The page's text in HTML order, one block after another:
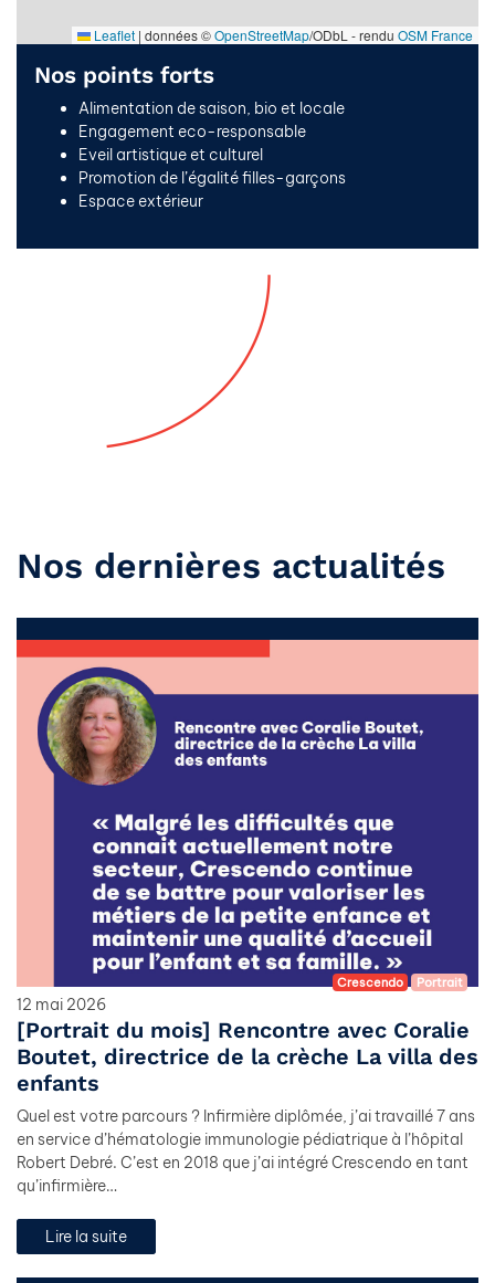
Leaflet | données ©OpenStreetMap/ODbL - rendu OSM France
Nos points forts
Alimentation de saison, bio et locale
Engagement eco-responsable
Eveil artistique et culturel
Promotion de l’égalité filles-garçons
Espace extérieur
Nos dernières actualités
Crescendo Portrait
12 mai 2026
[Portrait du mois] Rencontre avec Coralie
Boutet, directrice de la crèche La villa des
enfants
Quel est votre parcours ? Infirmière diplômée, j’ai travaillé 7 ans
en service d’hématologie immunologie pédiatrique à l’hôpital
Robert Debré. C’est en 2018 que j’ai intégré Crescendo en tant
qu’infirmière…
Lire la suite